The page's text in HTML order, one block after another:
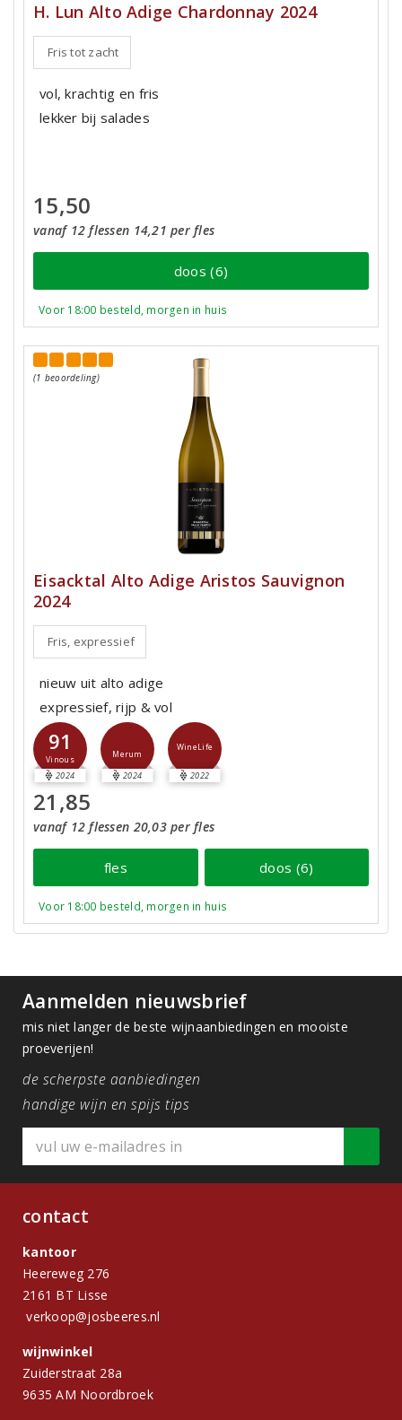
H. Lun Alto Adige Chardonnay 2024
Fris tot zacht
vol, krachtig en fris
lekker bij salades
15,50
vanaf 12 flessen 14,21 per fles
doos (6)
Voor 18:00 besteld, morgen in huis
(1 beoordeling)
Eisacktal Alto Adige Aristos Sauvignon
2024
Fris, expressief
nieuw uit alto adige
expressief, rijp & vol
91
Vinous
2024
Merum
2024
WineLife
2022
21,85
vanaf 12 flessen 20,03 per fles
fles doos (6)
Voor 18:00 besteld, morgen in huis
Aanmelden nieuwsbrief
mis niet langer de beste wijnaanbiedingen en mooiste
proeverijen!
de scherpste aanbiedingen
handige wijn en spijs tips
contact
kantoor
Heereweg 276
2161 BT Lisse
verkoop@josbeeres.nl
wijnwinkel
Zuiderstraat 28a
9635 AM Noordbroek